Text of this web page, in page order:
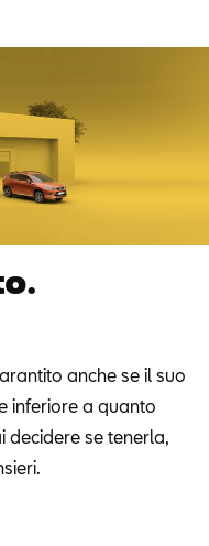
anche se il suo
inferiore a quanto
decidere se tenerla,